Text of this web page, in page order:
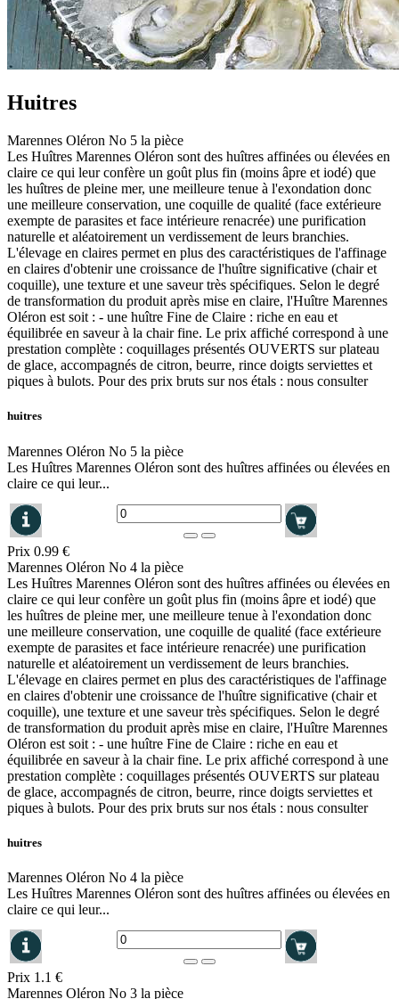
Huitres
Marennes Oléron No 5 la pièce
Les Huîtres Marennes Oléron sont des huîtres affinées ou élevées en
claire ce qui leur confère un goût plus fin (moins âpre et iodé) que
les huîtres de pleine mer, une meilleure tenue à l'exondation donc
une meilleure conservation, une coquille de qualité (face extérieure
exempte de parasites et face intérieure renacrée) une purification
naturelle et aléatoirement un verdissement de leurs branchies.
L'élevage en claires permet en plus des caractéristiques de l'affinage
en claires d'obtenir une croissance de l'huître significative (chair et
coquille), une texture et une saveur très spécifiques. Selon le degré
de transformation du produit après mise en claire, l'Huître Marennes
Oléron est soit : - une huître Fine de Claire : riche en eau et
équilibrée en saveur à la chair fine. Le prix affiché correspond à une
prestation complète : coquillages présentés OUVERTS sur plateau
de glace, accompagnés de citron, beurre, rince doigts serviettes et
piques à bulots. Pour des prix bruts sur nos étals : nous consulter
huitres
Marennes Oléron No 5 la pièce
Les Huîtres Marennes Oléron sont des huîtres affinées ou élevées en
claire ce qui leur...
Prix 0.99 €
Marennes Oléron No 4 la pièce
Les Huîtres Marennes Oléron sont des huîtres affinées ou élevées en
claire ce qui leur confère un goût plus fin (moins âpre et iodé) que
les huîtres de pleine mer, une meilleure tenue à l'exondation donc
une meilleure conservation, une coquille de qualité (face extérieure
exempte de parasites et face intérieure renacrée) une purification
naturelle et aléatoirement un verdissement de leurs branchies.
L'élevage en claires permet en plus des caractéristiques de l'affinage
en claires d'obtenir une croissance de l'huître significative (chair et
coquille), une texture et une saveur très spécifiques. Selon le degré
de transformation du produit après mise en claire, l'Huître Marennes
Oléron est soit : - une huître Fine de Claire : riche en eau et
équilibrée en saveur à la chair fine. Le prix affiché correspond à une
prestation complète : coquillages présentés OUVERTS sur plateau
de glace, accompagnés de citron, beurre, rince doigts serviettes et
piques à bulots. Pour des prix bruts sur nos étals : nous consulter
huitres
Marennes Oléron No 4 la pièce
Les Huîtres Marennes Oléron sont des huîtres affinées ou élevées en
claire ce qui leur...
Prix 1.1 €
Marennes Oléron No 3 la pièce